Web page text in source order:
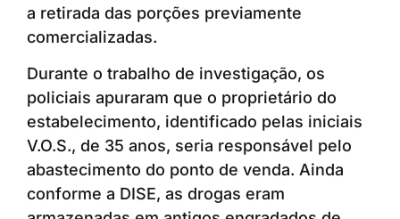
a retirada das porções previamente
comercializadas.
Durante o trabalho de investigação, os
policiais apuraram que o proprietário do
estabelecimento, identificado pelas iniciais
V.O.S., de 35 anos, seria responsável pelo
abastecimento do ponto de venda. Ainda
conforme a DISE, as drogas eram